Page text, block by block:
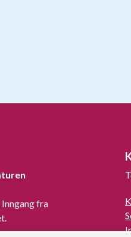
Inngang fra